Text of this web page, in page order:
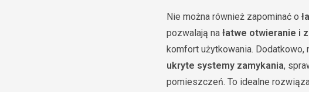
Nie można również zapominać o
pozwalają na łatwe otwieranie i
komfort użytkowania.
ukryte systemy zamykania,
pomieszczeń. To idealne